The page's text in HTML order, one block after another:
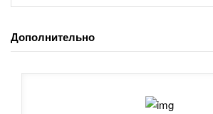
Дополнительно